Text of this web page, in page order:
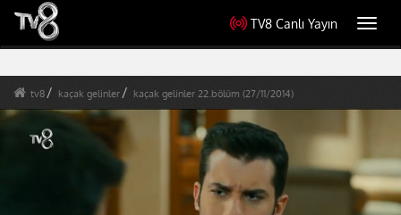
TV8 Canlı Yayın
tv8 kaçak gelinler kaçak gelinler 22.bölüm (27/11/2014)